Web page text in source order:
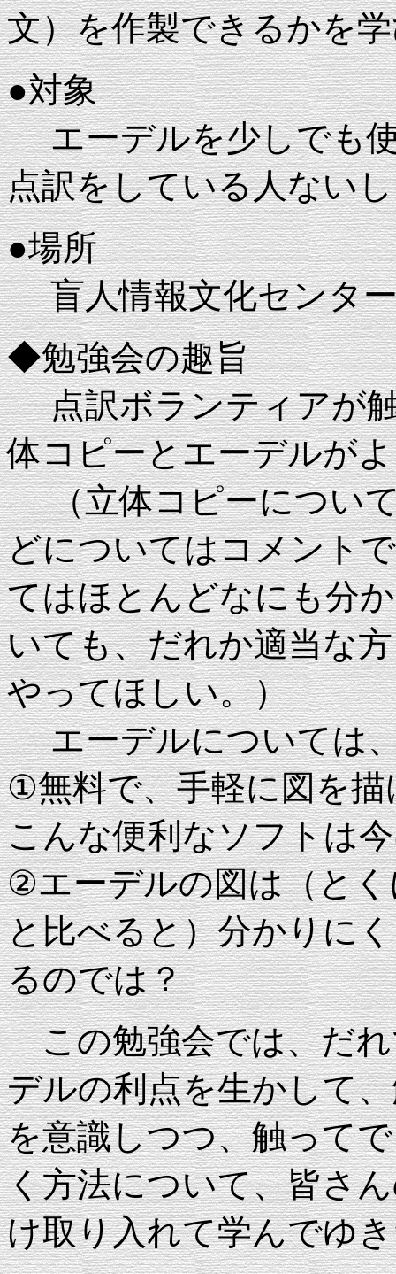
文）を作製できるかを
●対象
エーデルを少しでも使
点訳をしている人ない
●場所
盲人情報文化センター
◆勉強会の趣旨
点訳ボランティアが触
体コピーとエーデルが
（立体コピーについて
どについてはコメント
てはほとんどなにも分
いても、だれか適当な
やってほしい。）
エーデルについては、
①無料で、手軽に図を
こんな便利なソフトは
②エーデルの図は（と
と比べると）分かりに
るのでは？
この勉強会では、だれ
デルの利点を生かして
を意識しつつ、触って
く方法について、皆さ
け取り入れて学んでゆ